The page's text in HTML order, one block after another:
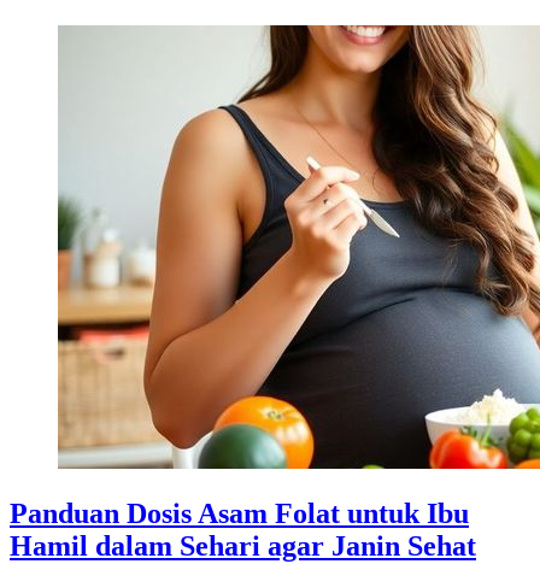
Panduan Dosis Asam Folat untuk Ibu
Hamil dalam Sehari agar Janin Sehat